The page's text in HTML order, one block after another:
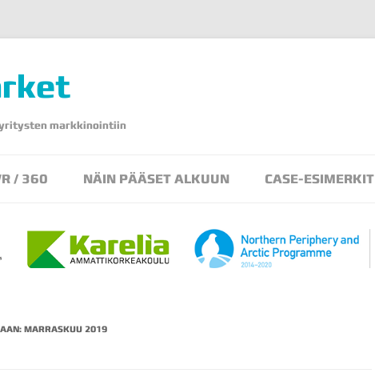
markkinointiin
/ 360 NÄIN PÄÄSET ALKUUN CASE-ESIMERKIT
VR/360 -TOTEUTUKSET
MARRASKUU 2019